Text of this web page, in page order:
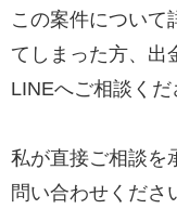
この案件について
てしまった方、出
LINEへご相談くだ
私が直接ご相談を
問い合わせくださ